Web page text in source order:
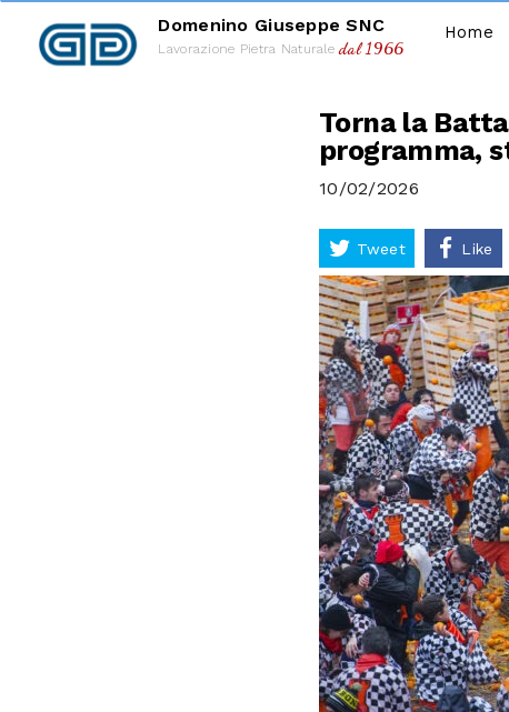
Domenino Giuseppe SNC
Lavorazione Pietra Naturaledal 1966
Home
Torna la
programma,
10/02/2026
Tweet Like